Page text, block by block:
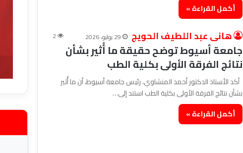
أكمل القراءة »
هانى عبد اللطيف الحويج 29 يوليو، 2026 2
جامعة أسيوط توضح حقيقة ما أُثير بشأن
نتائج الفرقة الأولى بكلية الطب
أكد الأستاذ الدكتور أحمد المنشاوي، رئيس جامعة أسيوط، أن ما أُثير
بشأن نتائج الفرقة الأولى بكلية الطب استند إلى…
أكمل القراءة »